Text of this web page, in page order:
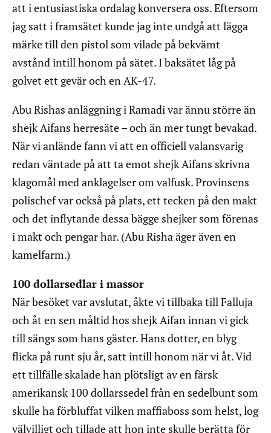
att i entusiastiska ordalag konversera oss. Eftersom
jag satt i framsätet kunde jag inte undgå att lägga
märke till den pistol som vilade på bekvämt
avstånd intill honom på sätet. I baksätet låg på
golvet ett gevär och en AK-47.
Abu Rishas anläggning i Ramadi var ännu större än
shejk Aifans herresäte – och än mer tungt bevakad.
När vi anlände fann vi att en officiell valansvarig
redan väntade på att ta emot shejk Aifans skrivna
klagomål med anklagelser om valfusk. Provinsens
polischef var också på plats, ett tecken på den makt
och det inflytande dessa bägge shejker som förenas
i makt och pengar har. (Abu Risha äger även en
kamelfarm.)
100 dollarsedlar i massor
När besöket var avslutat, åkte vi tillbaka till Falluja
och åt en sen måltid hos shejk Aifan innan vi gick
till sängs som hans gäster. Hans dotter, en blyg
flicka på runt sju år, satt intill honom när vi åt. Vid
ett tillfälle skalade han plötsligt av en färsk
amerikansk 100 dollarssedel från en sedelbunt som
skulle ha förbluffat vilken maffiaboss som helst, log
välvilligt och tillade att hon inte skulle berätta för